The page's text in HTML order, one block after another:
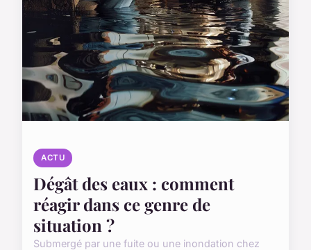
ACTU
Dégât des eaux : comment
réagir dans ce genre de
situation ?
Submergé par une fuite ou une inondation chez